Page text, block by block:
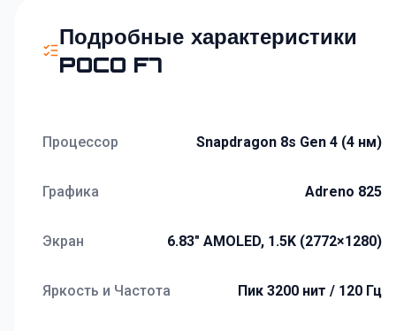
Подробные характеристики
POCO F7
Процессор Snapdragon 8s Gen 4 (4 нм)
Графика Adreno 825
Экран 6.83" AMOLED, 1.5K (2772×1280)
Яркость и Частота Пик 3200 нит / 120 Гц